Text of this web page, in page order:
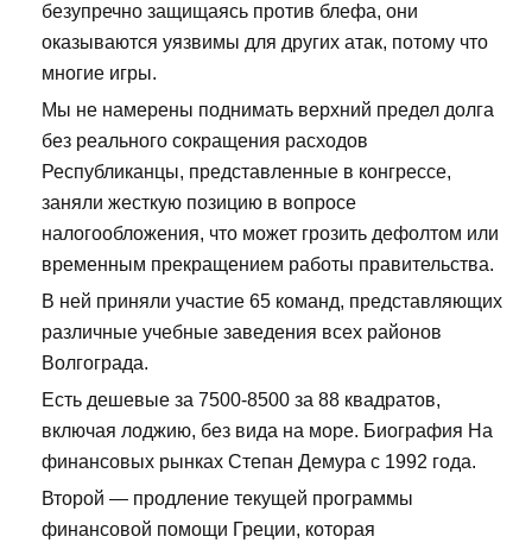
безупречно защищаясь против блефа, они
оказываются уязвимы для других атак, потому что
многие игры.
Мы не намерены поднимать верхний предел долга
без реального сокращения расходов
Республиканцы, представленные в конгрессе,
заняли жесткую позицию в вопросе
налогообложения, что может грозить дефолтом или
временным прекращением работы правительства.
В ней приняли участие 65 команд, представляющих
различные учебные заведения всех районов
Волгограда.
Есть дешевые за 7500-8500 за 88 квадратов,
включая лоджию, без вида на море. Биография На
финансовых рынках Степан Демура с 1992 года.
Второй — продление текущей программы
финансовой помощи Греции, которая